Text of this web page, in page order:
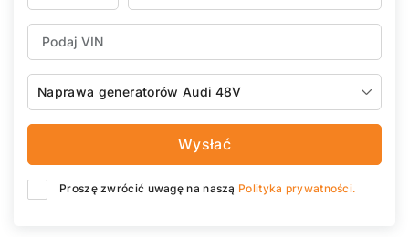
Naprawa generatorów Audi 48V
Wysłać
Proszę zwrócić uwagę na naszą Polityka prywatności.